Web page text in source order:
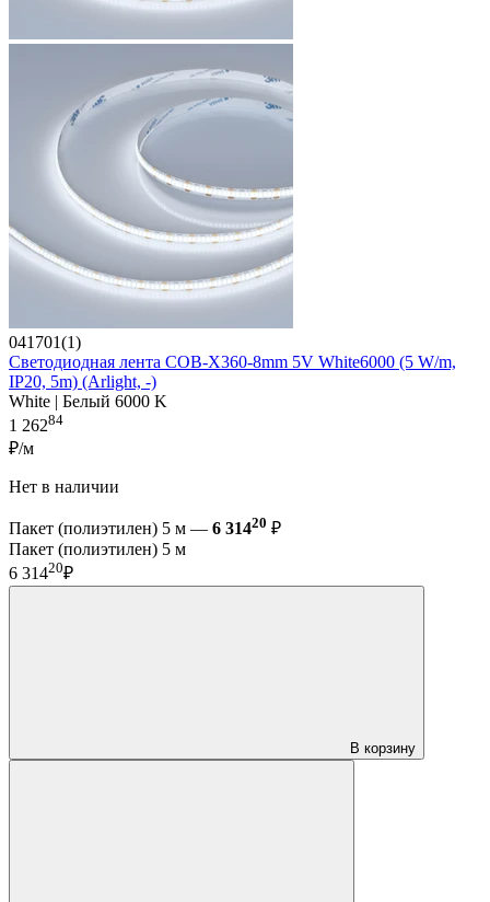
041701(1)
Светодиодная лента COB-X360-8mm 5V White6000 (5 W/m,
IP20, 5m) (Arlight, -)
White | Белый 6000 K
1 26284
₽/м
Нет в наличии
Пакет (полиэтилен) 5 м — 6 31420 ₽
Пакет (полиэтилен) 5 м
6 31420₽
В корзину